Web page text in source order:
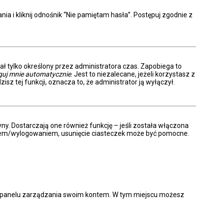
i kliknij odnośnik “Nie pamiętam hasła”. Postępuj zgodnie z
tylko określony przez administratora czas. Zapobiega to
mnie automatycznie. Jest to niezalecane, jeżeli korzystasz z
tej funkcji, oznacza to, że administrator ją wyłączył.
Dostarczają one również funkcję – jeśli została włączona
wylogowaniem, usunięcie ciasteczek może być pomocne.
zarządzania swoim kontem. W tym miejscu możesz